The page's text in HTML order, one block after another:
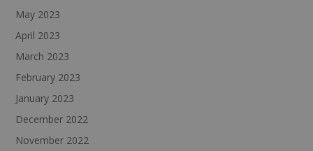
May 2023
April 2023
March 2023
February 2023
January 2023
December 2022
November 2022